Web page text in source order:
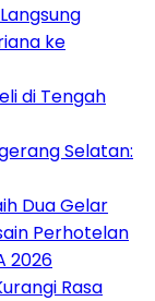
ke
di Tengah
Selatan:
Dua Gelar
Perhotelan
2026
Rasa